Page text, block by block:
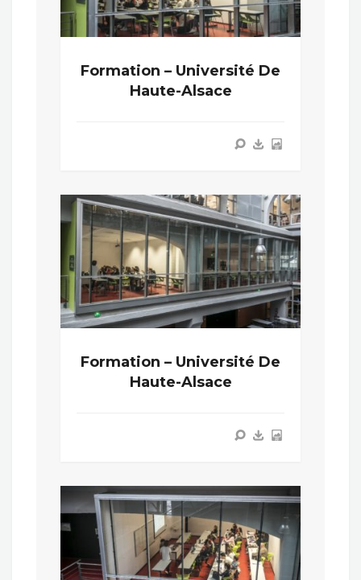
Formation – Université De
Haute-Alsace
Formation – Université De
Haute-Alsace